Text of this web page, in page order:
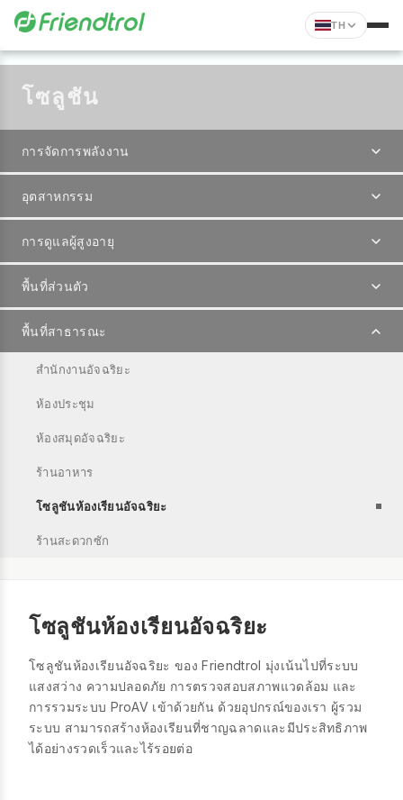
TH
โซลูชัน
การจัดการพลังงาน
อุตสาหกรรม
การดูแลผู้สูงอายุ
พื้นที่ส่วนตัว
พื้นที่สาธารณะ
สำนักงานอัจฉริยะ
ห้องประชุม
ห้องสมุดอัจฉริยะ
ร้านอาหาร
โซลูชันห้องเรียนอัจฉริยะ
ร้านสะดวกซัก
โซลูชันห้องเรียนอัจฉริยะ
โซลูชันห้องเรียนอัจฉริยะ ของ Friendtrol มุ่งเน้นไปที่ระบบ
แสงสว่าง ความปลอดภัย การตรวจสอบสภาพแวดล้อม และ
การรวมระบบ ProAV เข้าด้วยกัน ด้วยอุปกรณ์ของเรา ผู้รวม
ระบบ สามารถสร้างห้องเรียนที่ชาญฉลาดและมีประสิทธิภาพ
ได้อย่างรวดเร็วและไร้รอยต่อ